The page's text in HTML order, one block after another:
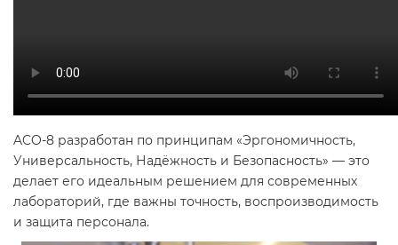
ACO-8 разработан по принципам «Эргономичность,
Универсальность, Надёжность и Безопасность» — это
делает его идеальным решением для современных
лабораторий, где важны точность, воспроизводимость
и защита персонала.